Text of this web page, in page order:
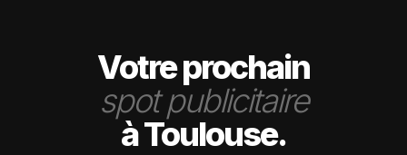
Votre prochain
spot publicitaire
à Toulouse.